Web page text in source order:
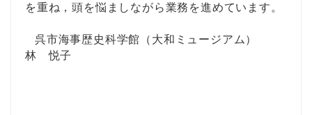
を重ね，頭を悩ましながら業務を進めています。
呉市海事歴史科学館（大和ミュージアム）
林 悦子